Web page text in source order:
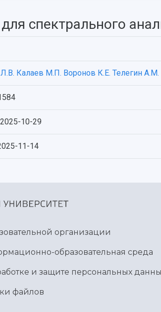
спектрального
Калаев М.П. Воронов К.Е. Телегин А.М.
10-29
11-14
организации
образовательная среда
и защите персональных
файлов